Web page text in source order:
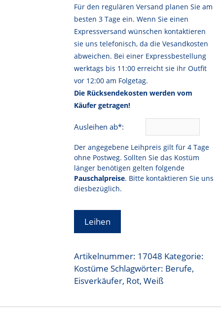
Für den regulären Versand planen Sie am
besten 3 Tage ein. Wenn Sie einen
Expressversand wünschen kontaktieren
sie uns telefonisch, da die Vesandkosten
abweichen. Bei einer Expressbestellung
werktags bis 11:00 erreicht sie ihr Outfit
vor 12:00 am Folgetag.
Die Rücksendekosten werden vom
Käufer getragen!
Ausleihen ab*:
Der angegebene Leihpreis gilt für 4 Tage
ohne Postweg. Sollten Sie das Kostüm
länger benötigen gelten folgende
Pauschalpreise. Bitte kontaktieren Sie uns
diesbezüglich.
Leihen
Artikelnummer: 17048 Kategorie:
Kostüme Schlagwörter: Berufe,
Eisverkäufer, Rot,Weiß